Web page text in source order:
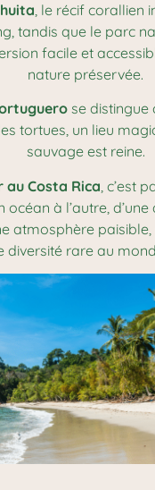
, le récif corallien
tandis que le parc
facile et
nature préservée.
se distingue
tortues, un lieu
sauvage est reine.
au Costa Rica , c’est
océan à l’autre,
atmosphère
diversité rare au